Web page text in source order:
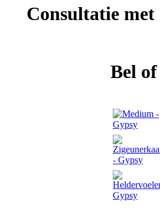
Consultatie met
Bel